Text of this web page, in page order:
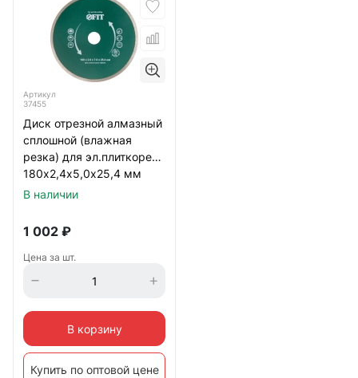
Артикул
37455
Диск отрезной алмазный
сплошной (влажная
резка) для эл.плиткореза
180х2,4х5,0х25,4 мм
В наличии
1 002 ₽
Цена за шт.
В корзину
Купить по оптовой цене